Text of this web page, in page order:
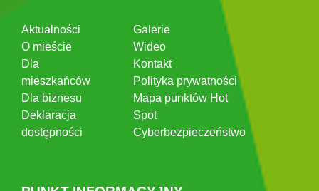
Aktualności
O mieście
Dla
mieszkańców
Dla biznesu
Deklaracja
dostępności
Galerie
Wideo
Kontakt
Polityka prywatności
Mapa punktów Hot
Spot
Cyberbezpieczeństwo